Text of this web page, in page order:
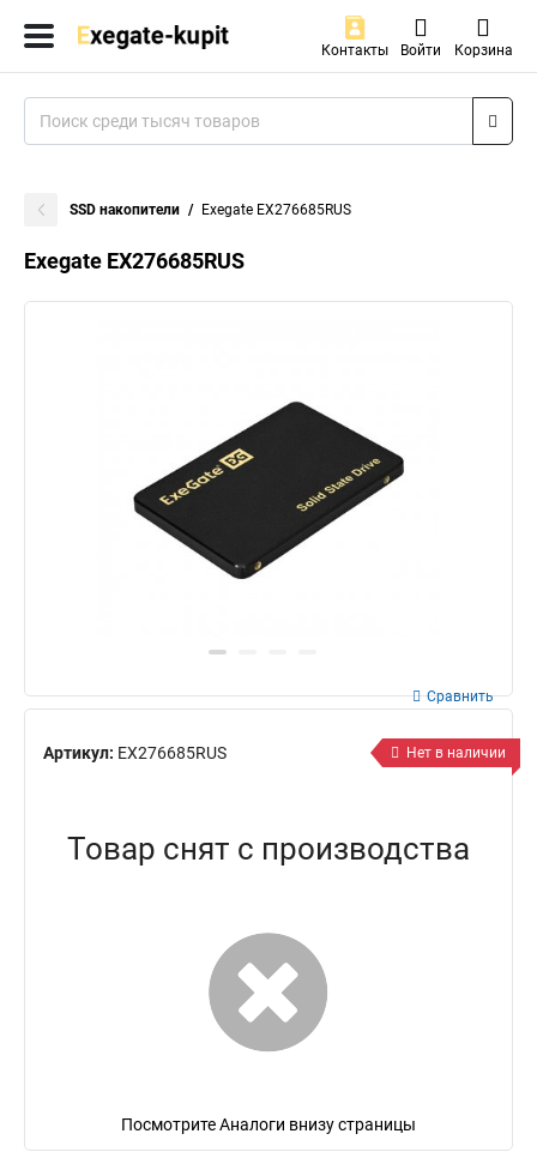
Контакты Войти Корзина
SSD накопители Exegate EX276685RUS
Exegate EX276685RUS
Артикул: EX276685RUS
Сравнить
Нет в наличии
Товар снят с производства
Посмотрите Аналоги внизу страницы